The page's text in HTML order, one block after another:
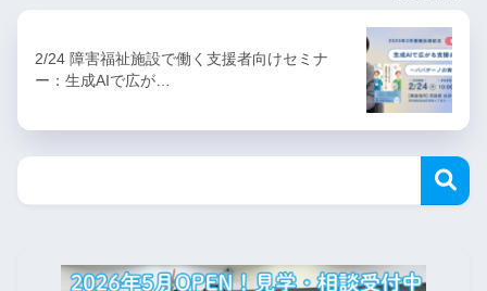
2/24 障害福祉施設で働く支援者向けセミナ
ー：生成AIで広が…